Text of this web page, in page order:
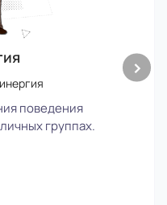
поведения
группах.
›